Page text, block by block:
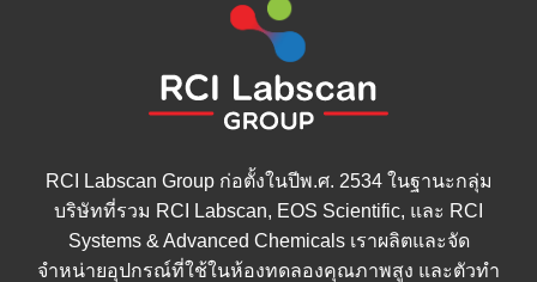
RCI Labscan Group ก่อตั้งในปีพ.ศ. 2534 ในฐานะกลุ่ม
บริษัทที่รวม RCI Labscan, EOS Scientific, และ RCI
Systems & Advanced Chemicals เราผลิตและจัด
จำหน่ายอุปกรณ์ที่ใช้ในห้องทดลองคุณภาพสูง และตัวทำ